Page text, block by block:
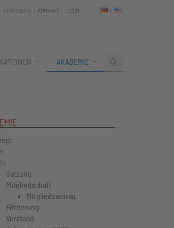
STARTSEITE KONTAKT LOGIN
AKADEMIE
Satzung
Mitgliedschaft
Mitgliedsantrag
Förderung
Vorstand